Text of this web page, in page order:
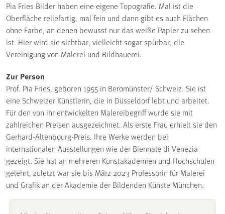
Pia Fries Bilder haben eine eigene Topografie. Mal ist die
Oberfläche reliefartig, mal fein und dann gibt es auch Flächen
ohne Farbe, an denen bewusst nur das weiße Papier zu sehen
ist. Hier wird sie sichtbar, vielleicht sogar spürbar, die
Vereinigung von Malerei und Bildhauerei.
Zur Person
Prof. Pia Fries, geboren 1955 in Beromünster/ Schweiz. Sie ist
eine Schweizer Künstlerin, die in Düsseldorf lebt und arbeitet.
Für den von ihr entwickelten Malereibegriff wurde sie mit
zahlreichen Preisen ausgezeichnet. Als erste Frau erhielt sie den
Gerhard-Altenbourg-Preis. Ihre Werke werden bei
internationalen Ausstellungen wie der Biennale di Venezia
gezeigt. Sie hat an mehreren Kunstakademien und Hochschulen
gelehrt, zuletzt war sie bis März 2023 Professorin für Malerei
und Grafik an der Akademie der Bildenden Künste München.